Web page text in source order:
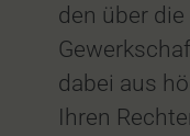
den über
dabei aus
Ihren